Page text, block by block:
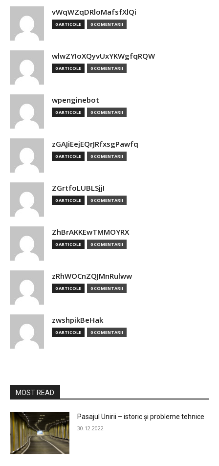
vWqWZqDRloMafsfXlQi
0 ARTICOLE 0 COMENTARII
wlwZYIoXQyvUxYKWgfqRQW
0 ARTICOLE 0 COMENTARII
wpenginebot
0 ARTICOLE 0 COMENTARII
zGAJiEejEQrJRfxsgPawfq
0 ARTICOLE 0 COMENTARII
ZGrtfoLUBLSjjI
0 ARTICOLE 0 COMENTARII
ZhBrAKKEwTMMOYRX
0 ARTICOLE 0 COMENTARII
zRhWOCnZQJMnRulww
0 ARTICOLE 0 COMENTARII
zwshpikBeHak
0 ARTICOLE 0 COMENTARII
MOST READ
Pasajul Unirii – istoric și probleme tehnice
30.12.2022